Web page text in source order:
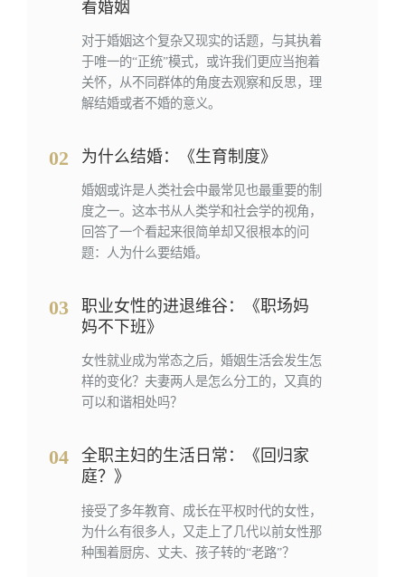
看婚姻
对于婚姻这个复杂又现实的话题，与其执着
于唯一的“正统”模式，或许我们更应当抱着
关怀，从不同群体的角度去观察和反思，理
解结婚或者不婚的意义。
02 为什么结婚：《生育制度》
婚姻或许是人类社会中最常见也最重要的制
度之一。这本书从人类学和社会学的视角，
回答了一个看起来很简单却又很根本的问
题：人为什么要结婚。
03
职业女性的进退维谷：《职场妈
妈不下班》
女性就业成为常态之后，婚姻生活会发生怎
样的变化？夫妻两人是怎么分工的，又真的
可以和谐相处吗？
04
全职主妇的生活日常：《回归家
庭？》
接受了多年教育、成长在平权时代的女性，
为什么有很多人，又走上了几代以前女性那
种围着厨房、丈夫、孩子转的“老路”？